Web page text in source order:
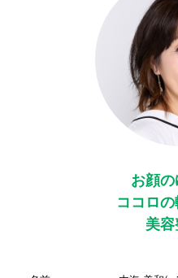
お顔
ココロ
美